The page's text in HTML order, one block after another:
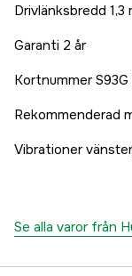
Drivlänksbredd 1,3
Garanti 2 år
Kortnummer
Rekommenderad
Vibrationer
Se alla varor från